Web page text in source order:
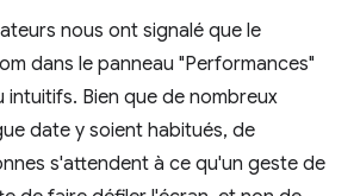
nous ont signalé que le
dans le panneau "Performances"
Bien que de nombreux
date y soient habitués, de
s'attendent à ce qu'un geste de